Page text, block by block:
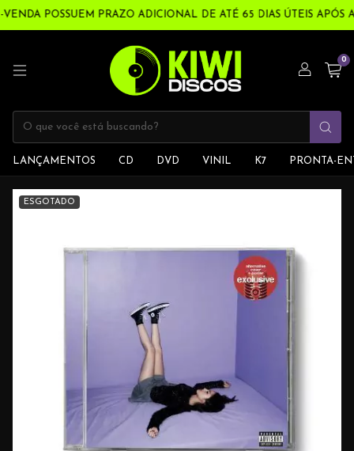
POSSUEM PRAZO ADICIONAL DE ATÉ 65 DIAS ÚTEIS
0
LANÇAMENTOS CD DVD VINIL K7 PRONTA-
ESGOTADO